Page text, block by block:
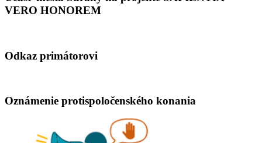
VERO HONOREM
Odkaz primátorovi
Oznámenie protispoločenského konania